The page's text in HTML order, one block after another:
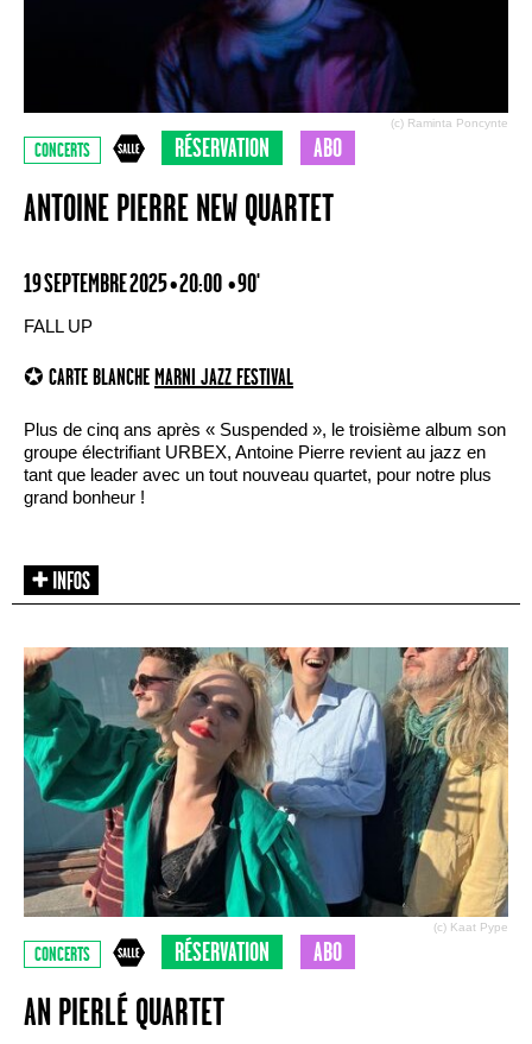
(c) Raminta Poncynte
CONCERTS RÉSERVATION ABO
ANTOINE PIERRE NEW QUARTET
19 SEPTEMBRE 2025 • 20:00 • 90'
FALL UP
✪ CARTE BLANCHE MARNI JAZZ FESTIVAL
Plus de cinq ans après « Suspended », le troisième album son
groupe électrifiant URBEX, Antoine Pierre revient au jazz en
tant que leader avec un tout nouveau quartet, pour notre plus
grand bonheur !
(c) Kaat Pype
CONCERTS RÉSERVATION ABO
AN PIERLÉ QUARTET